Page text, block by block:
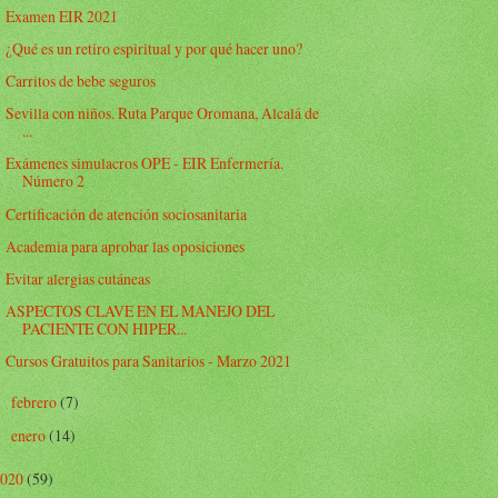
Examen EIR 2021
¿Qué es un retiro espiritual y por qué hacer uno?
Carritos de bebe seguros
Sevilla con niños. Ruta Parque Oromana, Alcalá de
...
Exámenes simulacros OPE - EIR Enfermería.
Número 2
Certificación de atención sociosanitaria
Academia para aprobar las oposiciones
Evitar alergias cutáneas
ASPECTOS CLAVE EN EL MANEJO DEL
PACIENTE CON HIPER...
Cursos Gratuitos para Sanitarios - Marzo 2021
febrero(7)
enero(14)
(59)